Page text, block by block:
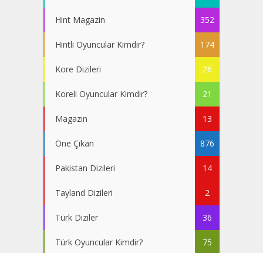
Hint Magazin 352
Hintli Oyuncular Kimdir? 174
Kore Dizileri 26
Koreli Oyuncular Kimdir? 21
Magazin 13
Öne Çıkan 876
Pakistan Dizileri 14
Tayland Dizileri 2
Türk Diziler 36
Türk Oyuncular Kimdir? 75